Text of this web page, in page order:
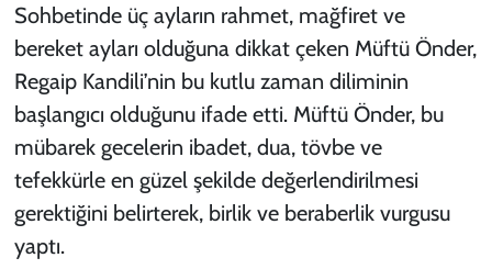
Sohbetinde üç ayların rahmet, mağfiret ve
bereket ayları olduğuna dikkat çeken Müftü Önder,
Regaip Kandili’nin bu kutlu zaman diliminin
başlangıcı olduğunu ifade etti. Müftü Önder, bu
mübarek gecelerin ibadet, dua, tövbe ve
tefekkürle en güzel şekilde değerlendirilmesi
gerektiğini belirterek, birlik ve beraberlik vurgusu
yaptı.